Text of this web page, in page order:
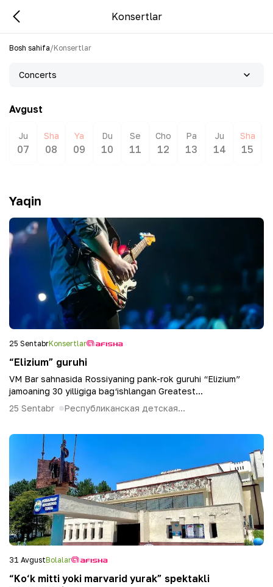
Konsertlar
Bosh sahifa/Konsertlar
Concerts
Avgust
Ju
07
Sha
08
Ya
09
Du
10
Se
11
Cho
12
Pa
13
Ju
14
Sha
15
Yaqin
25 SentabrKonsertlar
“Elizium” guruhi
VM Bar sahnasida Rossiyaning pank-rok guruhi “Elizium”
jamoaning 30 yilligiga bag‘ishlangan Greatest...
25 Sentabr
Республиканская детская...
31 AvgustBolalar
“Ko‘k mitti yoki marvarid yurak” spektakli